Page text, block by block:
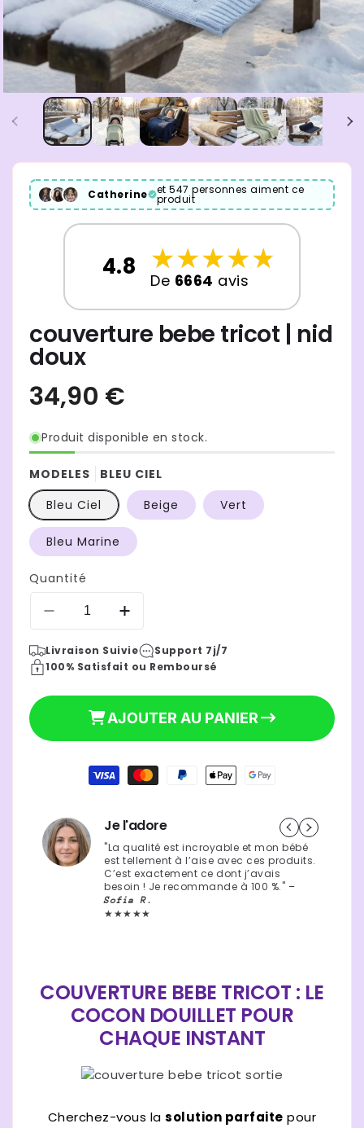
Catherine et 547 personnes aiment ce
produit
4.8 ☆
★☆
★☆
★☆
★☆
★
De 6664 avis
couverture bebe tricot | nid
doux
habituel
34,90 €
Produit disponible en stock.
MODELES
BLEU CIEL
Bleu Ciel
Beige Vert
Bleu Marine
Quantité
Réduire
quantité
de
|
Augmenter
quantité
de
tricot
|
doux
Livraison Suivie
Support 7j/7
100% Satisfait ou Remboursé
AJOUTER AU PANIER
Je l'adore
"La qualité est incroyable et mon bébé
est tellement à l’aise avec ces produits.
C’est exactement ce dont j’avais
besoin ! Je recommande à 100 %." –
Sofia R.
★★★★★
COUVERTURE BEBE TRICOT : LE
COCON DOUILLET POUR
CHAQUE INSTANT
Cherchez-vous lasolution parfaite pour